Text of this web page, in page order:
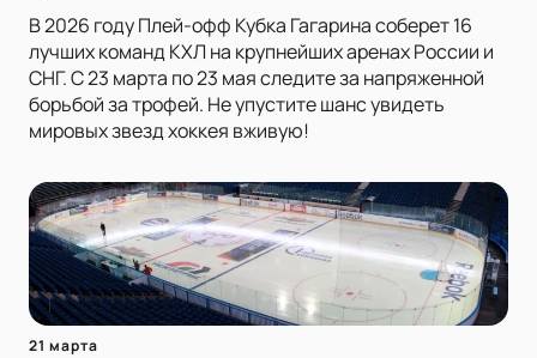
В 2026 году Плей-офф Кубка Гагарина соберет 16
лучших команд КХЛ на крупнейших аренах России и
СНГ. С 23 марта по 23 мая следите за напряженной
борьбой за трофей. Не упустите шанс увидеть
мировых звезд хоккея вживую!
21 марта